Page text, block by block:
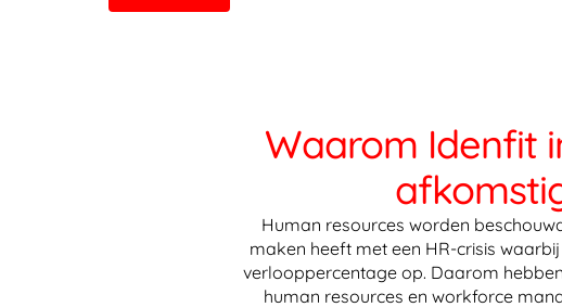
Waarom Idenfit
Human resources worden
maken heeft met een HR-crisis
verlooppercentage op. Daarom
human resources en workforce